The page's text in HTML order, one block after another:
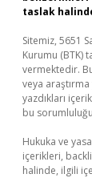
taslak
Sitemiz, 5651
Kurumu (BTK)
vermektedir.
veya
yazdıkları
bu
Hukuka ve
içerikleri,
halinde, ilgili